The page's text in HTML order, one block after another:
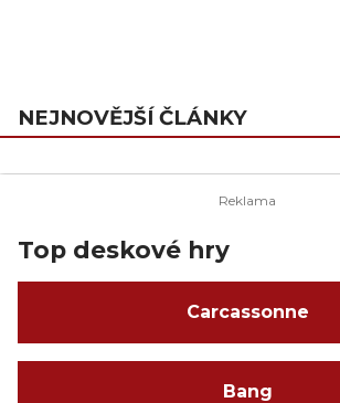
NEJNOVĚJŠÍ ČLÁNKY
Top deskové hry
Carcassonne
Bang